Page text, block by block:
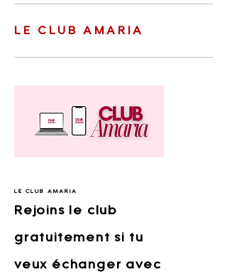
LE CLUB AMARIA
LE CLUB AMARIA
Rejoins le club
gratuitement si tu
veux échanger avec